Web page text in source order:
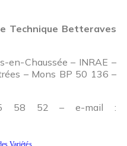
Technique Betteraves
en-Chaussée – INRAE –
– Mons BP 50 136 –
58 52 – e-mail :
Variétés